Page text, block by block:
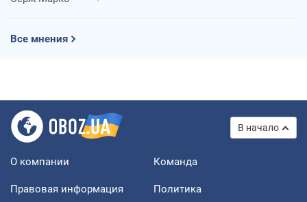
Все мнения
В начало
О компании Команда
Правовая информация
Политика